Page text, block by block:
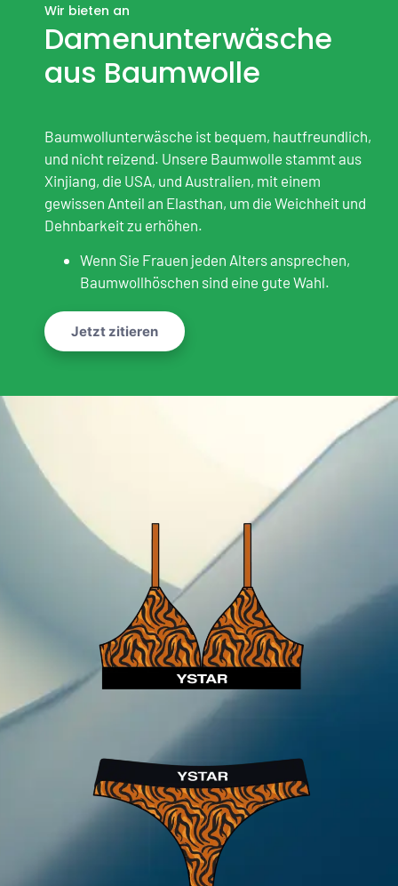
Wir bieten an
Damenunterwäsche
aus Baumwolle
Baumwollunterwäsche ist bequem, hautfreundlich,
und nicht reizend. Unsere Baumwolle stammt aus
Xinjiang, die USA, und Australien, mit einem
gewissen Anteil an Elasthan, um die Weichheit und
Dehnbarkeit zu erhöhen.
Wenn Sie Frauen jeden Alters ansprechen,
Baumwollhöschen sind eine gute Wahl.
Jetzt zitieren